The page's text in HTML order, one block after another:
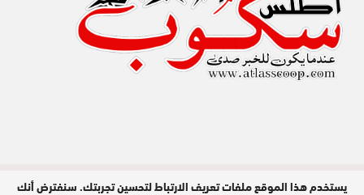
مدير النشر : عبد الله عزي / جميع الحقوق
يستخدم هذا الموقع ملفات تعريف الارتباط لتحسين تجربتك. سنفترض أنك